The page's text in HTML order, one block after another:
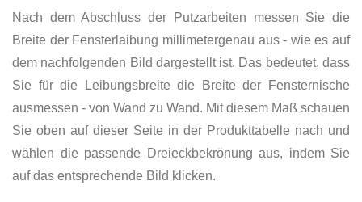
Nach dem Abschluss der Putzarbeiten messen Sie die
Breite der Fensterlaibung millimetergenau aus - wie es auf
dem nachfolgenden Bild dargestellt ist. Das bedeutet, dass
Sie für die Leibungsbreite die Breite der Fensternische
ausmessen - von Wand zu Wand. Mit diesem Maß schauen
Sie oben auf dieser Seite in der Produkttabelle nach und
wählen die passende Dreieckbekrönung aus, indem Sie
auf das entsprechende Bild klicken.